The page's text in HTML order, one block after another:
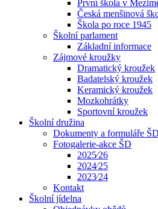
První škola v
Česká menšinová
Škola po roce 1945
Školní parlament
Základní informace
Zájmové kroužky
Dramatický kroužek
Badatelský kroužek
Keramický kroužek
Mozkohrátky
Sportovní kroužek
Školní družina
Dokumenty a formuláře ŠD
Fotogalerie-akce ŠD
2025⁄26
2024⁄25
2023⁄24
Kontakt
Školní jídelna